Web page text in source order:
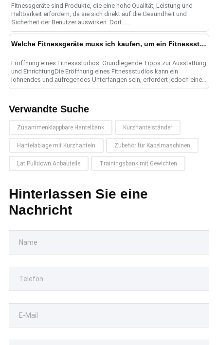
Fitnessgeräte sind Produkte, die eine hohe Qualität, Leistung und
Haltbarkeit erfordern, da sie sich direkt auf die Gesundheit und
Sicherheit der Benutzer auswirken. Dort......
Welche Fitnessgeräte muss ich kaufen, um ein Fitnessstudio zu eröffnen? Wie kann das Layout des Fitnessstudios attraktiver gestaltet werden?
Eröffnung eines Fitnessstudios: Grundlegende Tipps zur Ausstattung
und EinrichtungDie Eröffnung eines Fitnessstudios kann ein
lohnendes und aufregendes Unterfangen sein, erfordert jedoch eine
sorgfältige Planung und bedachtes......
Verwandte Suche
Zusammenklappbare Hantelbank Kurzhantelständer
Hantelablage mit Kurzhanteln Zubehör für Kabelmaschinen
Lat Pulldown Anbauteile Trainingsbank mit Gewichten
Hinterlassen Sie eine
Nachricht